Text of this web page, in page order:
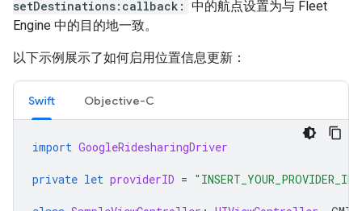
setDestinations:callback: 中的航点设置为与 Fleet
Engine 中的目的地一致。
以下示例展示了如何启用位置信息更新：
Swift Objective-C
import GoogleRidesharingDriver
private let providerID = "INSERT_YOUR_PROVIDER_ID"